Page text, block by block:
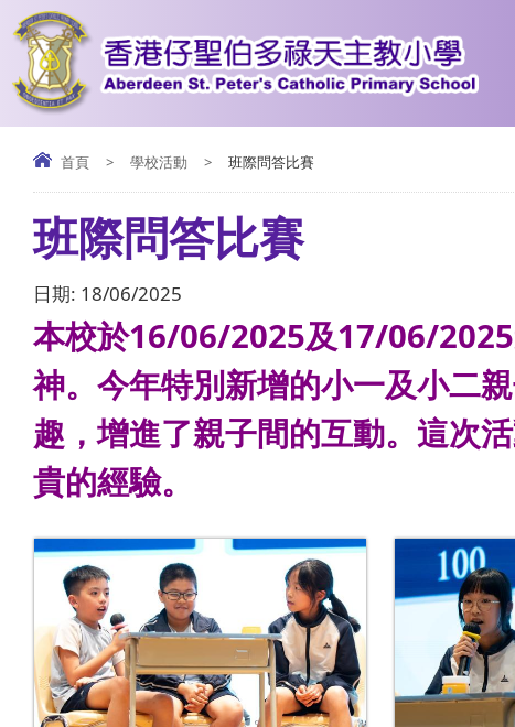
首頁 > 學校活動 > 班際問答比賽
班際問答比賽
日期: 18/06/2025
本校於16/06/2025及17/06/2025
神。今年特別新增的小一及小二
趣，增進了親子間的互動。這次
貴的經驗。